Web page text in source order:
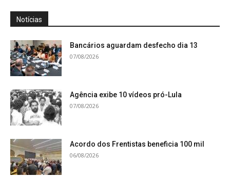
Notícias
Bancários aguardam desfecho dia 13
07/08/2026
Agência exibe 10 vídeos pró-Lula
07/08/2026
Acordo dos Frentistas beneficia 100 mil
06/08/2026